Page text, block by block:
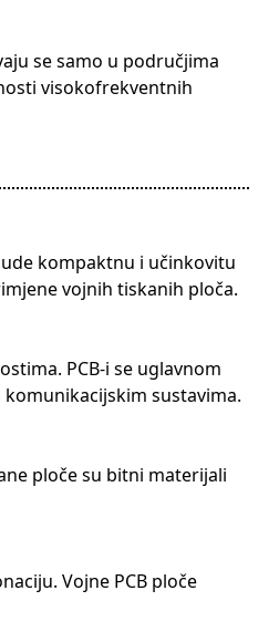
se samo u područjima
visokofrekventnih
kompaktnu i učinkovitu
vojnih tiskanih ploča.
PCB-i se uglavnom
sustavima.
ploče su bitni materijali
Vojne PCB ploče